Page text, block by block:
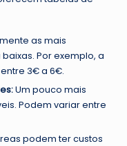
as mais
Por exemplo, a
3€ a 6€.
Um pouco mais
Podem variar entre
podem ter custos